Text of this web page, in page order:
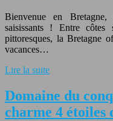
Bienvenue en
saisissants ! Entre côtes
pittoresques, la Bretagne
vacances…
Lire la suite
Domaine du
charme 4 étoiles